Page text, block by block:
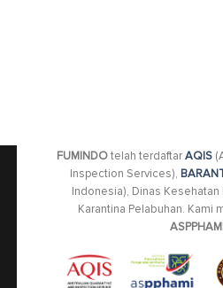
FUMINDOtelah terdaftarAQIS
Inspection Services),
Indonesia), Dinas Kesehatan
Karantina Pelabuhan. Kami